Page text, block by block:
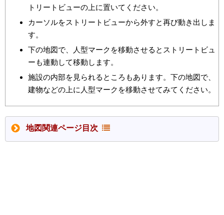
トリートビューの上に置いてください。
カーソルをストリートビューから外すと再び動き出しま
す。
下の地図で、人型マークを移動させるとストリートビュ
ーも連動して移動します。
施設の内部を見られるところもあります。下の地図で、
建物などの上に人型マークを移動させてみてください。
地図関連ページ目次